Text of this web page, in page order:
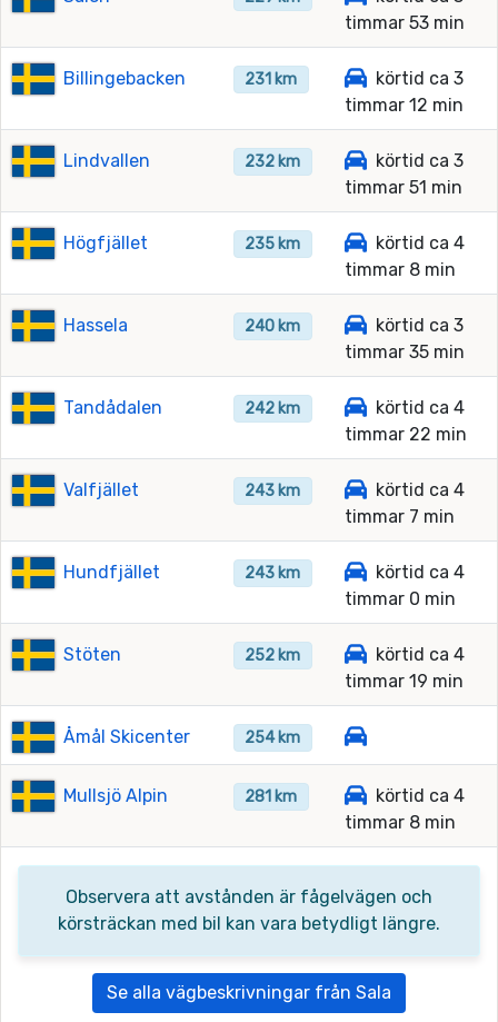
timmar 53 min
Billingebacken 231 km
körtid ca 3
timmar 12 min
Lindvallen 232 km
körtid ca 3
timmar 51 min
Högfjället 235 km
körtid ca 4
timmar 8 min
Hassela 240 km
körtid ca 3
timmar 35 min
Tandådalen 242 km
körtid ca 4
timmar 22 min
Valfjället 243 km
körtid ca 4
timmar 7 min
Hundfjället 243 km
körtid ca 4
timmar 0 min
Stöten 252 km
körtid ca 4
timmar 19 min
Åmål Skicenter 254 km
Mullsjö Alpin 281 km
körtid ca 4
timmar 8 min
Observera att avstånden är fågelvägen och
körsträckan med bil kan vara betydligt längre.
Se alla vägbeskrivningar från Sala